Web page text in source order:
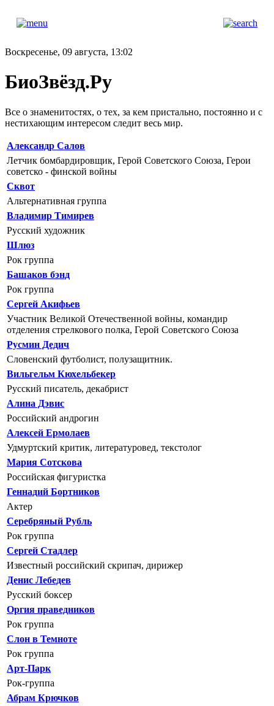
Воскресенье, 09 августа, 13:02
БиоЗвёзд.Ру
Все о знаменитостях, о тех, за кем пристально, постоянно и с
нестихающим интересом следит весь мир.
Александр Салов
Летчик бомбардировщик, Герой Советского Союза, Герои
советско - финской войны
Сквот
Альтернативная группа
Владимир Тимирев
Русский художник
Шлюз
Рок группа
Башаков бэнд
Рок группа
Сергей Акифьев
Участник Великой Отечественной войны, командир
отделения стрелкового полка, Герой Советского Союза
Русмин Дедич
Словенский футболист, полузащитник.
Вильгельм Кюхельбекер
Русский писатель, декабрист
Алина Дэвис
Российский андрогин
Алексей Ермолаев
Удмуртский критик, литературовед, текстолог
Мария Сотскова
Российская фигуристка
Геннадий Бортников
Актер
Серебряный Рубль
Рок группа
Сергей Стадлер
Известный российский скрипач, дирижер
Денис Лебедев
Русский боксер
Оргия праведников
Рок группа
Слон в Темноте
Рок группа
Арт-Парк
Рок-группа
Абрам Крючков